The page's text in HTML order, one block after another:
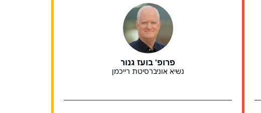
פרופ' בועז גנור
נשיא אוניברסיטת רייכמן